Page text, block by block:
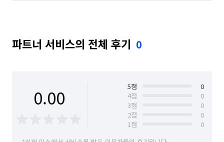
파트너 서비스의 전체 후기 0
0.00 5점
0
4점
0
3점
0
2점
0
1점
0